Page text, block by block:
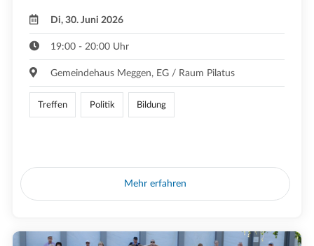
Di, 30. Juni 2026
19:00 - 20:00 Uhr
Gemeindehaus Meggen, EG / Raum Pilatus
Treffen Politik Bildung
Mehr erfahren